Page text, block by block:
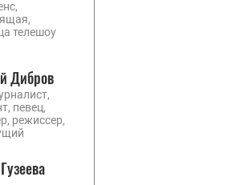
телешоу
Дибров
певец,
режиссер,